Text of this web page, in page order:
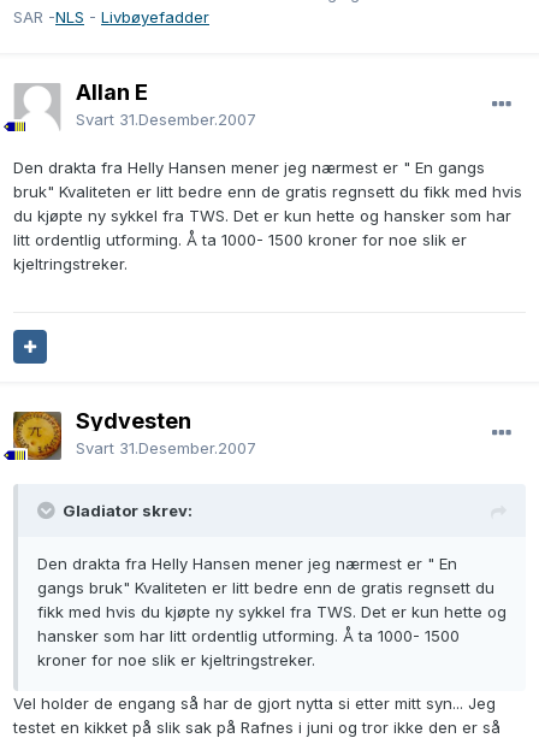
SAR -NLS - Livbøyefadder
Allan E
Svart 31.Desember.2007
Den drakta fra Helly Hansen mener jeg nærmest er " En gangs
bruk" Kvaliteten er litt bedre enn de gratis regnsett du fikk med hvis
du kjøpte ny sykkel fra TWS. Det er kun hette og hansker som har
litt ordentlig utforming. Å ta 1000- 1500 kroner for noe slik er
kjeltringstreker.
Sydvesten
Svart 31.Desember.2007
Gladiator skrev:
Den drakta fra Helly Hansen mener jeg nærmest er " En
gangs bruk" Kvaliteten er litt bedre enn de gratis regnsett du
fikk med hvis du kjøpte ny sykkel fra TWS. Det er kun hette og
hansker som har litt ordentlig utforming. Å ta 1000- 1500
kroner for noe slik er kjeltringstreker.
Vel holder de engang så har de gjort nytta si etter mitt syn... Jeg
testet en kikket på slik sak på Rafnes i juni og tror ikke den er så